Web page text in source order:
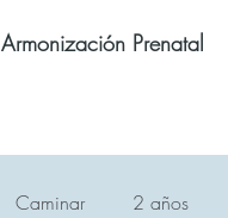
Armonización Prenatal
Caminar 2 años